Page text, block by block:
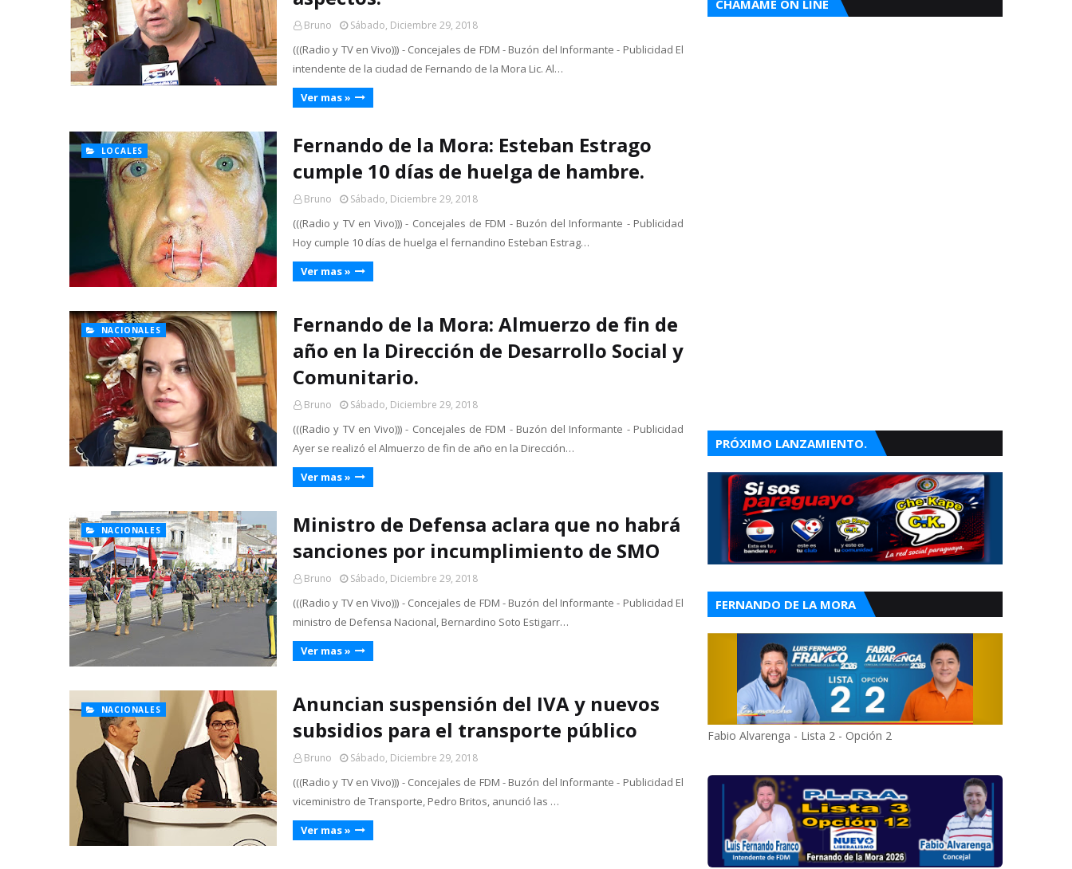
Bruno Sábado, Diciembre 29, 2018
(((Radio y TV en Vivo))) - Concejales de FDM - Buzón del Informante - Publicidad El
intendente de la ciudad de Fernando de la Mora Lic. Al…
Ver mas »
LOCALES
Fernando de la Mora: Esteban Estrago
cumple 10 días de huelga de hambre.
Bruno Sábado, Diciembre 29, 2018
(((Radio y TV en Vivo))) - Concejales de FDM - Buzón del Informante - Publicidad
Hoy cumple 10 días de huelga el fernandino Esteban Estrag…
Ver mas »
NACIONALES
Fernando de la Mora: Almuerzo de fin de
año en la Dirección de Desarrollo Social y
Comunitario.
Bruno Sábado, Diciembre 29, 2018
(((Radio y TV en Vivo))) - Concejales de FDM - Buzón del Informante - Publicidad
Ayer se realizó el Almuerzo de fin de año en la Dirección…
Ver mas »
NACIONALES
Ministro de Defensa aclara que no habrá
sanciones por incumplimiento de SMO
Bruno Sábado, Diciembre 29, 2018
(((Radio y TV en Vivo))) - Concejales de FDM - Buzón del Informante - Publicidad El
ministro de Defensa Nacional, Bernardino Soto Estigarr…
Ver mas »
NACIONALES
Anuncian suspensión del IVA y nuevos
subsidios para el transporte público
Bruno Sábado, Diciembre 29, 2018
(((Radio y TV en Vivo))) - Concejales de FDM - Buzón del Informante - Publicidad El
viceministro de Transporte, Pedro Britos, anunció las …
Ver mas »
CHAMAME ON LINE
PRÓXIMO LANZAMIENTO.
FERNANDO DE LA MORA
Fabio Alvarenga - Lista 2 - Opción 2